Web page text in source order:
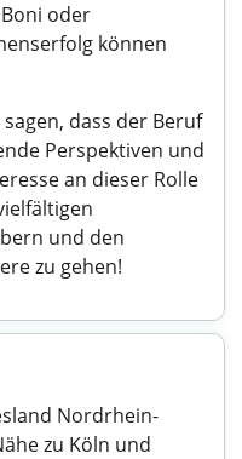
oder
können
dass der Beruf
Perspektiven und
an dieser Rolle
und den
zu gehen!
Nordrhein-
zu Köln und